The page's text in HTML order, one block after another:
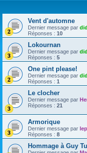
Vent d'automne
Dernier message par
Réponses : 10
Lokournan
Dernier message par
Réponses : 5
One pint please!
Dernier message par
Réponses : 1
Le clocher
Dernier message par
Réponses : 21
Armorique
Dernier message par
Réponses : 8
Hommage à Guy